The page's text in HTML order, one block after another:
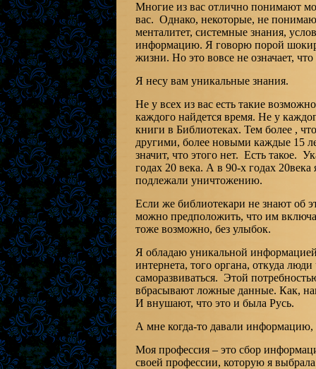
Многие из вас отлично понимают
вас. Однако, некоторые, не
менталитет, системные знания,
информацию. Я говорю порой
жизни. Но это вовсе не означает, что
Я несу вам уникальные знания.
Не у всех из вас есть такие
каждого найдется время. Не у
книги в Библиотеках. Тем более ,
другими, более новыми каждые 15
значит, что этого нет. Есть такое.
годах 20 века. А в 90-х годах
подлежали уничтожению.
Если же библиотекари не знают об
можно предположить, что им
тоже возможно, без улыбок.
Я обладаю уникальной
интернета, того органа, откуда
саморазвиваться. Этой
вбрасывают ложные данные. Как,
И внушают, что это и была Русь.
А мне когда-то давали информацию,
Моя профессия – это сбор
своей профессии, которую я